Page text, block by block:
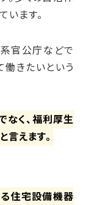
います。
官公庁などで
きたいという
なく、福利厚生
えます。
住宅設備機器